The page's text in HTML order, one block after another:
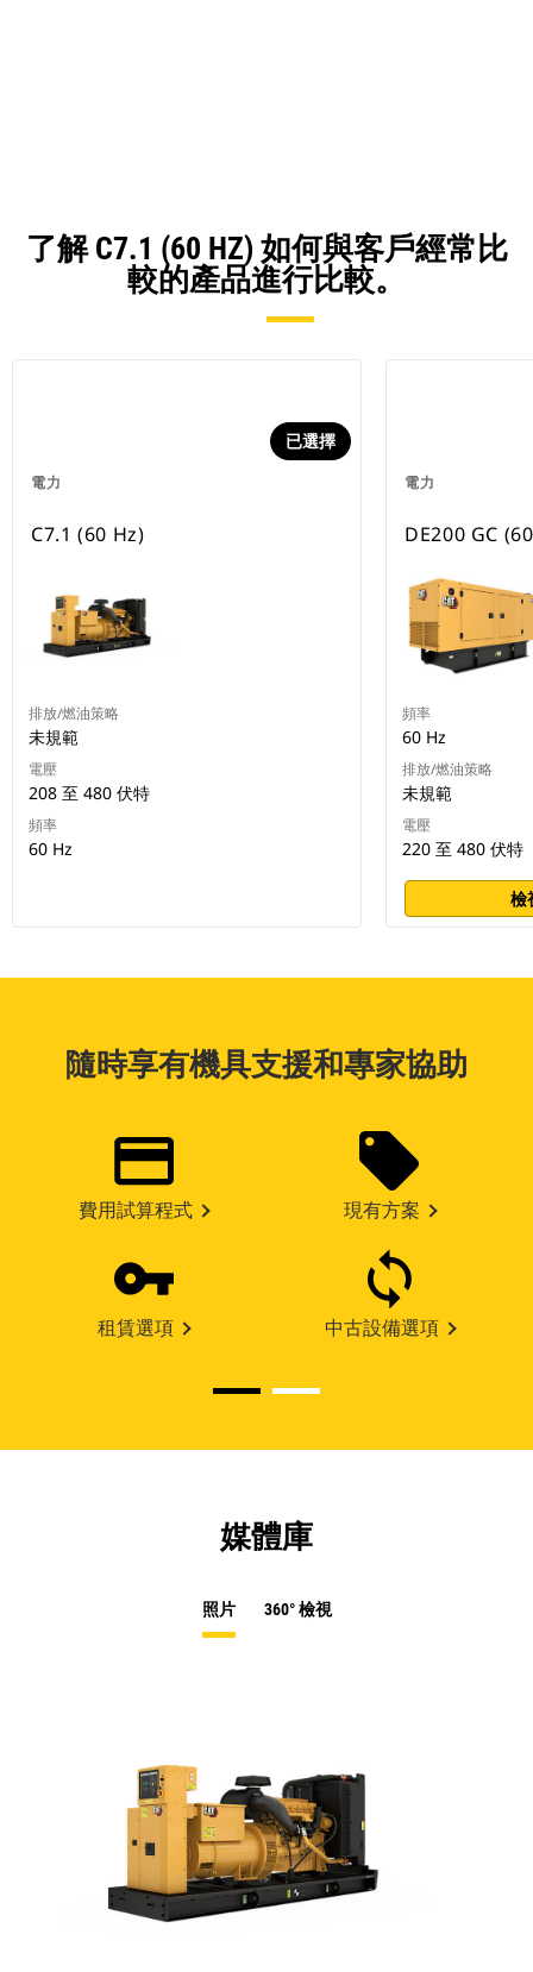
了解 C7.1 (60 HZ) 如何與客戶經常比
較的產品進行比較。
電力
已選擇
C7.1 (60 Hz)
排放/燃油策略
未規範
電壓
208 至 480 伏特
頻率
60 Hz
電力
DE200 GC
頻率
60 Hz
排放/燃油策略
未規範
電壓
220 至 480 伏特
檢
隨時享有機具支援和專家協助
費用試算程式 現有方案
租賃選項 中古設備選項
媒體庫
照片 360° 檢視